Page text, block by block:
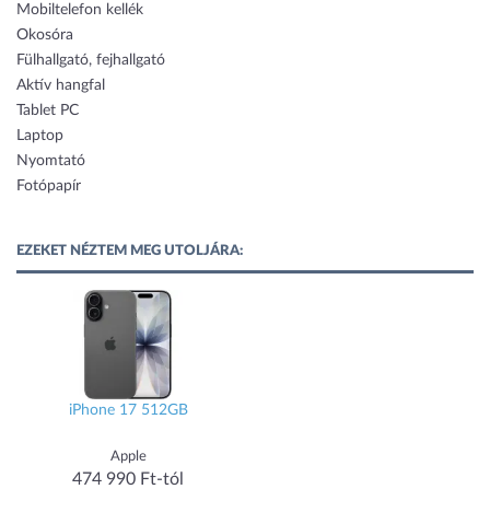
Mobiltelefon kellék
Okosóra
Fülhallgató, fejhallgató
Aktív hangfal
Tablet PC
Laptop
Nyomtató
Fotópapír
EZEKET NÉZTEM MEG UTOLJÁRA:
iPhone 17 512GB
Apple
474 990 Ft-tól